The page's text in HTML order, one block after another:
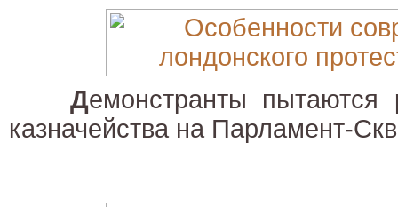
Демонстранты пытаются
казначейства на Парламент-